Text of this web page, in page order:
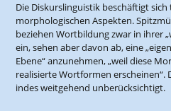
Die Diskurslinguistik beschäftigt
morphologischen Aspekten.
beziehen Wortbildung zwar in ihrer
ein, sehen aber davon ab, eine
Ebene“ anzunehmen, „weil diese
realisierte Wortformen
indes weitgehend unberücksichtigt.